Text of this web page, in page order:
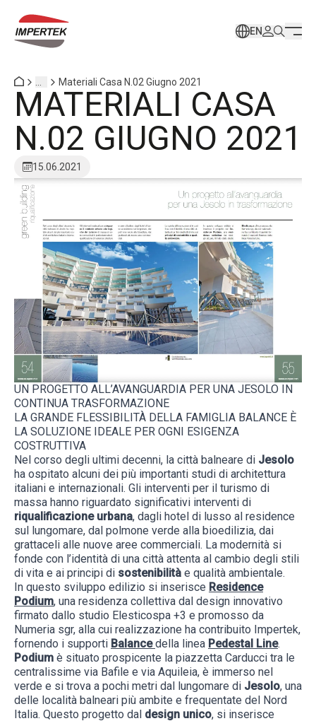
EN
Materiali Casa N.02 Giugno 2021
MATERIALI CASA
N.02 GIUGNO 2021
15.06.2021
UN PROGETTO ALL’AVANGUARDIA PER UNA JESOLO IN
CONTINUA TRASFORMAZIONE
LA GRANDE FLESSIBILITÀ DELLA FAMIGLIA BALANCE È
LA SOLUZIONE IDEALE PER OGNI ESIGENZA
COSTRUTTIVA
Nel corso degli ultimi decenni, la città balneare di Jesolo
ha ospitato alcuni dei più importanti studi di architettura
italiani e internazionali. Gli interventi per il turismo di
massa hanno riguardato significativi interventi di
riqualificazione urbana, dagli hotel di lusso al residence
sul lungomare, dal polmone verde alla bioedilizia, dai
grattaceli alle nuove aree commerciali. La modernità si
fonde con l’identità di una città attenta al cambio degli stili
di vita e ai principi di sostenibilità e qualità ambientale.
In questo sviluppo edilizio si inserisce Residence
Podium, una residenza collettiva dal design innovativo
firmato dallo studio Elesticospa +3 e promosso da
Numeria sgr, alla cui realizzazione ha contribuito Impertek,
fornendo i supporti Balancedella linea Pedestal Line.
Podium è situato prospicente la piazzetta Carducci tra le
centralissime via Bafile e via Aquileia, è immerso nel
verde e si trova a pochi metri dal lungomare di Jesolo, una
delle località balneari più ambite e frequentate del Nord
Italia. Questo progetto dal design unico, si inserisce